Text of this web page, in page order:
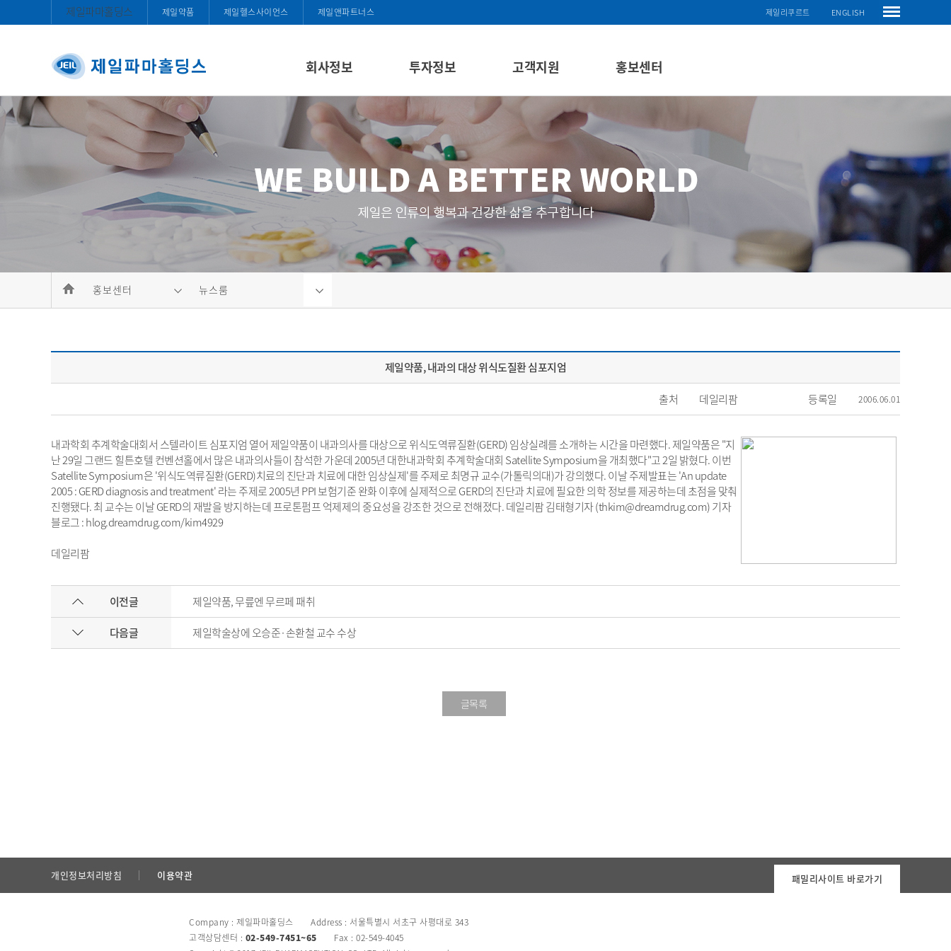
제일파마홀딩스 제일약품 제일헬스사이언스 제일앤파트너스 제일리쿠르트 ENGLISH
회사정보 투자정보 고객지원 홍보센터
홍보센터 뉴스룸
제일약품, 내과의 대상 위식도질환 심포지엄
출처 데일리팜 등록일 2006.06.01
내과학회 추계학술대회서 스텔라이트 심포지엄 열어 제일약품이 내과의사를 대상으로 위식도역류질환(GERD) 임상실례를 소개하는 시간을 마련했다. 제일약품은 "지
난 29일 그랜드 힐튼호텔 컨벤션홀에서 많은 내과의사들이 참석한 가운데 2005년 대한내과학회 추계학술대회 Satellite Symposium을 개최했다"고 2일 밝혔다. 이번
Satellite Symposium은 '위식도역류질환(GERD)치료의 진단과 치료에 대한 임상실제'를 주제로 최명규 교수(가톨릭의대)가 강의했다. 이날 주제발표는 'An update
2005 : GERD diagnosis and treatment' 라는 주제로 2005년 PPI 보험기준 완화 이후에 실제적으로 GERD의 진단과 치료에 필요한 의학 정보를 제공하는데 초점을 맞춰
진행됐다. 최 교수는 이날 GERD의 재발을 방지하는데 프로톤펌프 억제제의 중요성을 강조한 것으로 전해졌다. 데일리팜 김태형기자 (thkim@dreamdrug.com) 기자
블로그 : hlog.dreamdrug.com/kim4929
데일리팜
이전글
제일약품, 무릎엔 무르페 패취
다음글
제일학술상에 오승준·손환철 교수 수상
글목록
개인정보처리방침 이용약관 패밀리사이트 바로가기
Company : 제일파마홀딩스 Address : 서울특별시 서초구 사평대로 343
고객상담센터 : 02-549-7451~65 Fax : 02-549-4045